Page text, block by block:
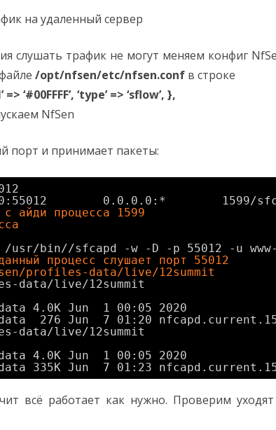
на удаленный сервер
слушать трафик не могут меняем конфиг
/opt/nfsen/etc/nfsen.conf в строке
‘#00FFFF’, ‘type’ => ‘sflow’, },
NfSen
порт и принимает пакеты:
0.0.0.0:*        1599/
айди процесса 1599
/usr/bin//sfcapd
-w -D -p 55012 -u
процесс слушает порт 55012
profiles-data/live/12summit
data/live/12summit
4.0K Jun  1 00:05 2020
276 Jun  7 01:20
data/live/12summit
4.0K Jun  1 00:05 2020
335K Jun  7 01:23
всё работает как нужно. Проверим